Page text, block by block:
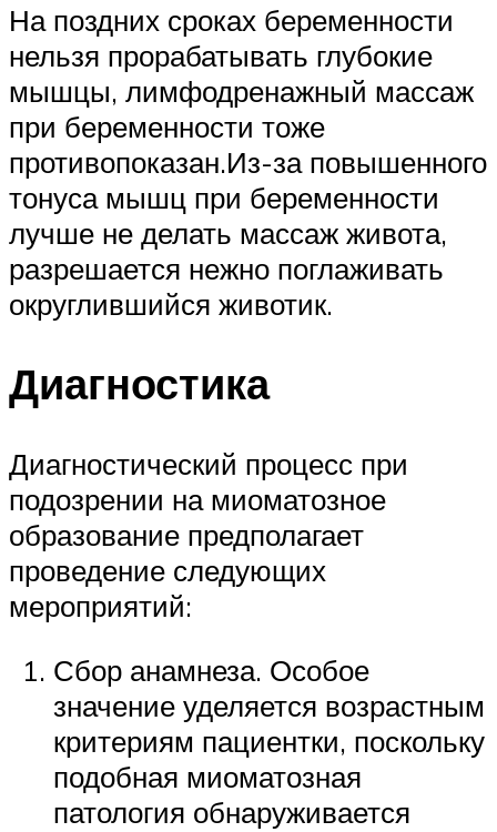
На поздних сроках беременности
нельзя прорабатывать глубокие
мышцы, лимфодренажный массаж
при беременности тоже
противопоказан.Из-за повышенного
тонуса мышц при беременности
лучше не делать массаж живота,
разрешается нежно поглаживать
округлившийся животик.
Диагностика
Диагностический процесс при
подозрении на миоматозное
образование предполагает
проведение следующих
мероприятий:
Сбор анамнеза. Особое
значение уделяется возрастным
критериям пациентки, поскольку
подобная миоматозная
патология обнаруживается